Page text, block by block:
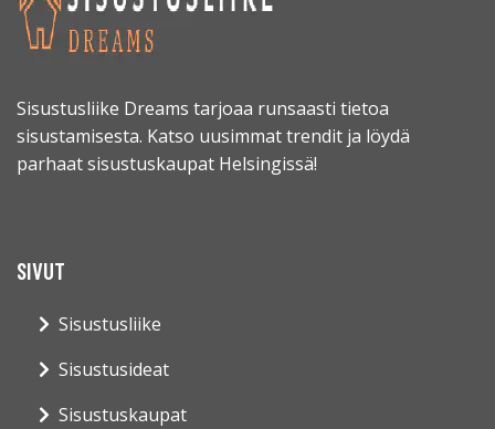
Sisustusliike Dreams tarjoaa runsaasti tietoa
sisustamisesta. Katso uusimmat trendit ja löydä
parhaat sisustuskaupat Helsingissä!
SIVUT
Sisustusliike
Sisustusideat
Sisustuskaupat